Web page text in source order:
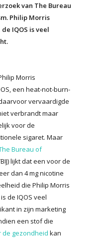
van The Bureau
Philip Morris
IQOS is veel
Morris
een heat-not-burn-
vervaardigde
verbrandt maar
voor de
sigaret. Maar
Bureau of
lijkt dat een voor de
dan 4 mg nicotine
die Philip Morris
de IQOS veel
in zijn marketing
een stof die
de gezondheid kan